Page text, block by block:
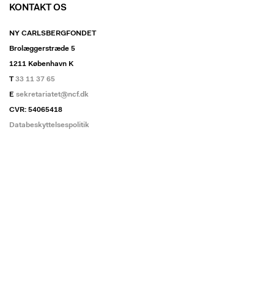
KONTAKT OS
NY CARLSBERGFONDET
Brolæggerstræde 5
1211 København K
T33 11 37 65
E sekretariatet@ncf.dk
CVR: 54065418
Databeskyttelsespolitik